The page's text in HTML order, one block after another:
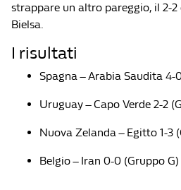
strappare un altro pareggio, il 2-2
Bielsa.
I risultati
Spagna – Arabia Saudita 4-
Uruguay – Capo Verde 2-2
Nuova Zelanda – Egitto 1-3
Belgio – Iran 0-0 (Gruppo G)